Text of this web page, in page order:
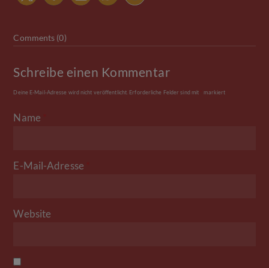
Comments (0)
Schreibe einen Kommentar
Deine E-Mail-Adresse wird nicht veröffentlicht. Erforderliche Felder sind mit markiert
Name
E-Mail-Adresse
Website